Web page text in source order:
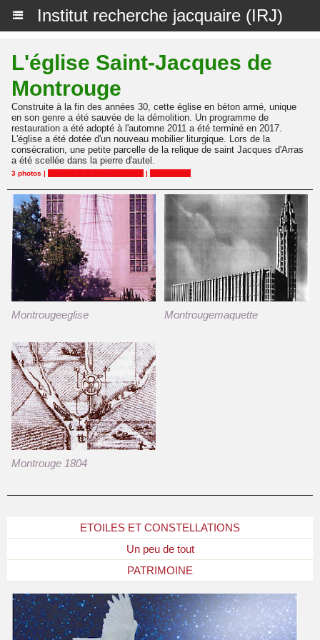
Institut recherche jacquaire (IRJ)
ETOILES ET CONSTELLATIONS
Un peu de tout
PATRIMOINE
L'église Saint-Jacques de
Montrouge
Construite à la fin des années 30, cette église en béton armé, unique
en son genre a été sauvée de la démolition. Un programme de
restauration a été adopté à l'automne 2011 a été terminé en 2017.
L'église a été dotée d'un nouveau mobilier liturgique. Lors de la
consécration, une petite parcelle de la relique de saint Jacques d'Arras
a été scellée dans la pierre d'autel.
3 photos | |
Montrougeeglise Montrougemaquette
Montrouge 1804